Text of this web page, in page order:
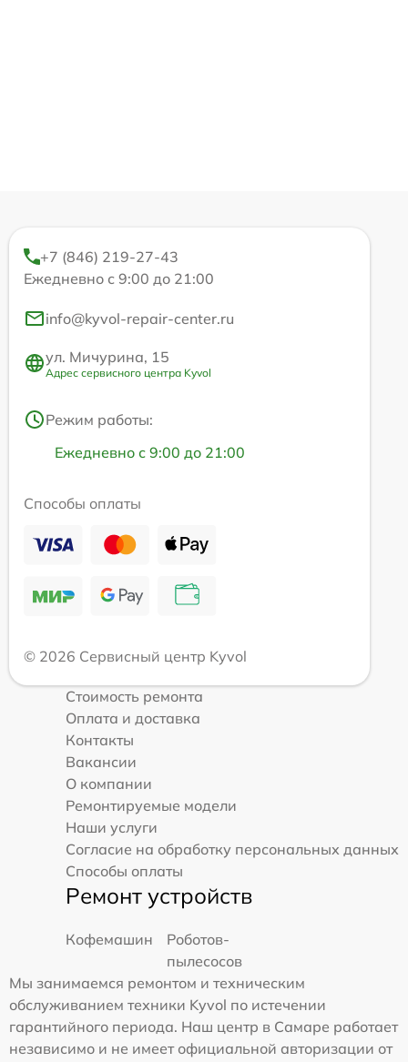
+7 (846) 219-27-43
Ежедневно с 9:00 до 21:00
info@kyvol-repair-center.ru
ул. Мичурина, 15
Адрес сервисного центра Kyvol
Режим работы:
Ежедневно с 9:00 до 21:00
Способы оплаты
© 2026 Сервисный центр Kyvol
Стоимость ремонта
Оплата и доставка
Контакты
Вакансии
О компании
Ремонтируемые модели
Наши услуги
Согласие на обработку персональных данных
Способы оплаты
Ремонт устройств
Кофемашин
Роботов-
пылесосов
Мы занимаемся ремонтом и техническим
обслуживанием техники Kyvol по истечении
гарантийного периода. Наш центр в Самаре работает
независимо и не имеет официальной авторизации от